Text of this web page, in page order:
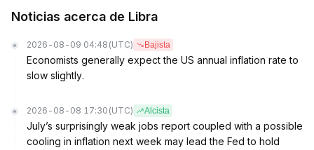
Noticias acerca de Libra
2026-08-09 04:48 (UTC) Bajista
Economists generally expect the US annual inflation rate to
slow slightly.
2026-08-08 17:30 (UTC) Alcista
July’s surprisingly weak jobs report coupled with a possible
cooling in inflation next week may lead the Fed to hold